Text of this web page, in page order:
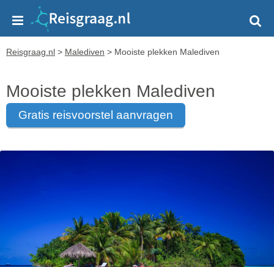
Reisgraag.nl > Malediven > Mooiste plekken Malediven
Mooiste plekken Malediven
gratis reisvoorstel aanvragen